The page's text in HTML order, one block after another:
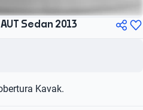
Sedan 2013
Kavak.